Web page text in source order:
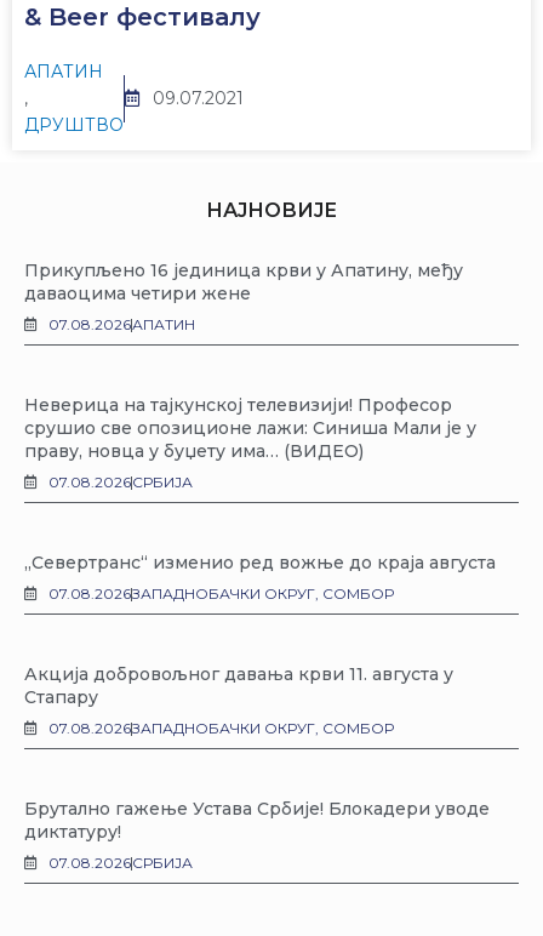
& Beer фестивалу
АПАТИН
,
ДРУШТВО
09.07.2021
НАЈНОВИЈЕ
Прикупљено 16 јединица крви у Апатину, међу
даваоцима четири жене
07.08.2026АПАТИН
Неверица на тајкунској телевизији! Професор
срушио све опозиционе лажи: Синиша Мали је у
праву, новца у буџету има… (ВИДЕО)
07.08.2026СРБИЈА
„Севертранс“ изменио ред вожње до краја августа
07.08.2026ЗАПАДНОБАЧКИ ОКРУГ, СОМБОР
Акција добровољног давања крви 11. августа у
Стапару
07.08.2026ЗАПАДНОБАЧКИ ОКРУГ, СОМБОР
Брутално гажење Устава Србије! Блокадери уводе
диктатуру!
07.08.2026СРБИЈА